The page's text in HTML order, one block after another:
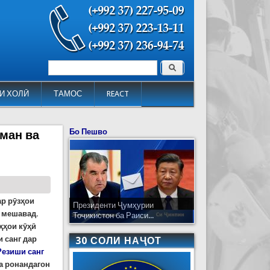
ХОЛӢ ТАМОС REACT
Форма поиска Поиск
ва
рӯзҳои
мешавад.
кӯҳӣ
санг дар
санг
ронандагон
Бо Пешво
Президенти Ҷумҳурии
Тоҷикистон ба Раиси...
30 СОЛИ НАҶОТ